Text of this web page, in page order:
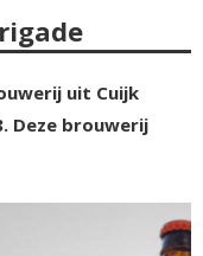
uit Cuijk
Deze brouwerij